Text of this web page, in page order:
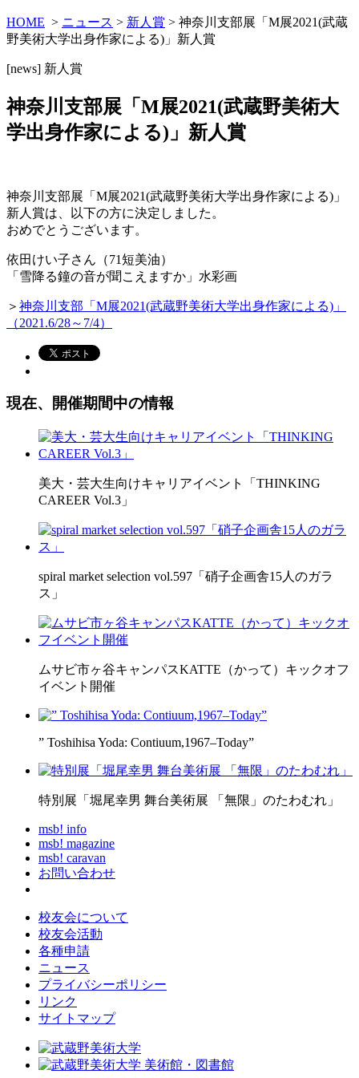
HOME > ニュース > 新人賞 > 神奈川支部展「M展2021(武蔵
野美術大学出身作家による)」新人賞
[news] 新人賞
神奈川支部展「M展2021(武蔵野美術大
学出身作家による)」新人賞
神奈川支部展「M展2021(武蔵野美術大学出身作家による)」
新人賞は、以下の方に決定しました。
おめでとうございます。
依田けい子さん（71短美油）
「雪降る鐘の音が聞こえますか」水彩画
＞ 神奈川支部「M展2021(武蔵野美術大学出身作家による)」
（2021.6/28～7/4）
現在、開催期間中の情報
美大・芸大生向けキャリアイベント「THINKING
CAREER Vol.3」
spiral market selection vol.597「硝子企画舎15人のガラ
ス」
ムサビ市ヶ谷キャンパスKATTE（かって）キックオフ
イベント開催
” Toshihisa Yoda: Contiuum,1967–Today”
特別展「堀尾幸男 舞台美術展 「無限」のたわむれ」
msb! info
msb! magazine
msb! caravan
お問い合わせ
校友会について
校友会活動
各種申請
ニュース
プライバシーポリシー
リンク
サイトマップ